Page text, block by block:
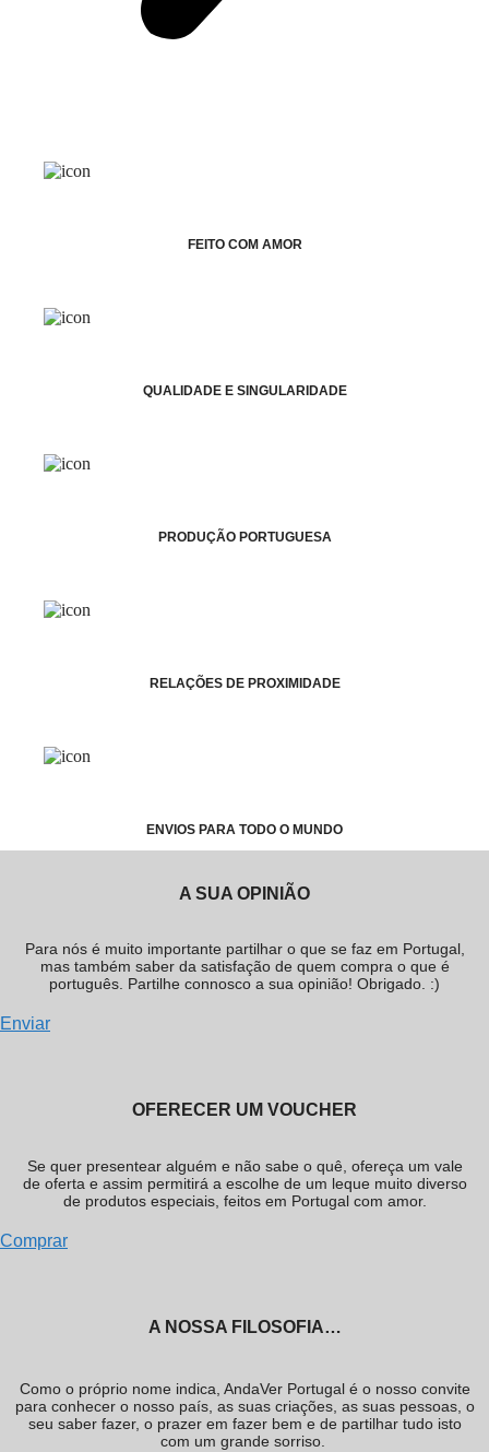
FEITO COM AMOR
QUALIDADE E SINGULARIDADE
PRODUÇÃO PORTUGUESA
RELAÇÕES DE PROXIMIDADE
ENVIOS PARA TODO O MUNDO
A SUA OPINIÃO
Para nós é muito importante partilhar o que se faz em Portugal,
mas também saber da satisfação de quem compra o que é
português. Partilhe connosco a sua opinião! Obrigado. :)
Enviar
OFERECER UM VOUCHER
Se quer presentear alguém e não sabe o quê, ofereça um vale
de oferta e assim permitirá a escolhe de um leque muito diverso
de produtos especiais, feitos em Portugal com amor.
Comprar
A NOSSA FILOSOFIA…
Como o próprio nome indica, AndaVer Portugal é o nosso convite
para conhecer o nosso país, as suas criações, as suas pessoas, o
seu saber fazer, o prazer em fazer bem e de partilhar tudo isto
com um grande sorriso.